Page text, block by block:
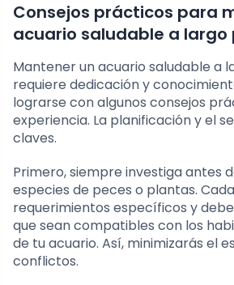
Consejos prácticos para
acuario saludable a largo
Mantener un acuario saludable a
requiere dedicación y
lograrse con algunos consejos
experiencia. La planificación y el
claves.
Primero, siempre investiga antes
especies de peces o plantas.
requerimientos específicos y
que sean compatibles con los
de tu acuario. Así, minimizarás el
conflictos.